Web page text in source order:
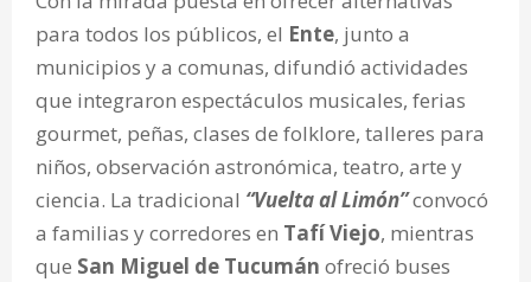
para todos los públicos, el Ente, junto a
municipios y a comunas, difundió actividades
que integraron espectáculos musicales, ferias
gourmet, peñas, clases de folklore, talleres para
niños, observación astronómica, teatro, arte y
ciencia. La tradicional “Vuelta al Limón”convocó
a familias y corredores en Tafí Viejo, mientras
que San Miguel de Tucumán ofreció buses